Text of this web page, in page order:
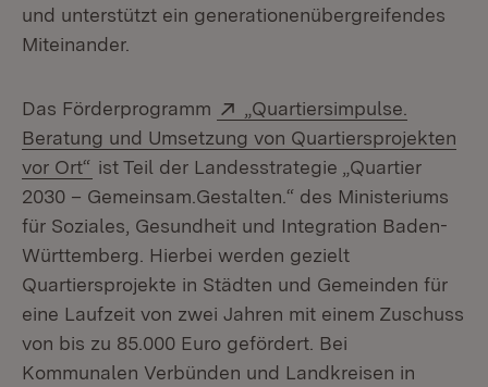
und unterstützt ein generationenübergreifendes
Miteinander.
Das Förderprogramm Extern:
„Quartiersimpulse.
Beratung und Umsetzung von Quartiersprojekten
vor Ort“ (Öffnet in neuem Fenster)
ist Teil der Landesstrategie „Quartier
2030 – Gemeinsam.Gestalten.“ des Ministeriums
für Soziales, Gesundheit und Integration Baden-
Württemberg. Hierbei werden gezielt
Quartiersprojekte in Städten und Gemeinden für
eine Laufzeit von zwei Jahren mit einem Zuschuss
von bis zu 85.000 Euro gefördert. Bei
Kommunalen Verbünden und Landkreisen in